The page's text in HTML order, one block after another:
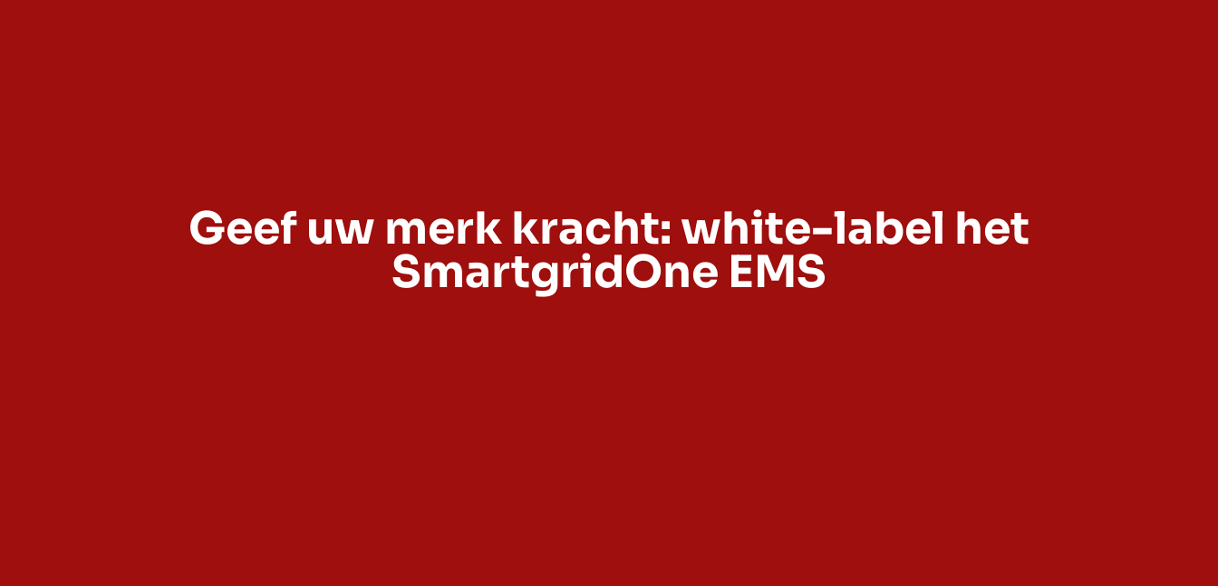
Geef uw merk kracht: white-label het
SmartgridOne EMS